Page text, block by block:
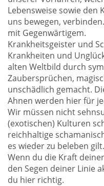
Lebensweise sowie den
uns bewegen,
mit Gegenwärtigem.
Krankheitsgeister und
Krankheiten und
alten Weltbild durch
Zaubersprüchen,
unschädlich gemacht.
Ahnen werden hier für
Wir müssen nicht
(exotischen) Kulturen
reichhaltige
es wieder zu beleben gilt.
Wenn du die Kraft
den Segen deiner Linie
du hier richtig.